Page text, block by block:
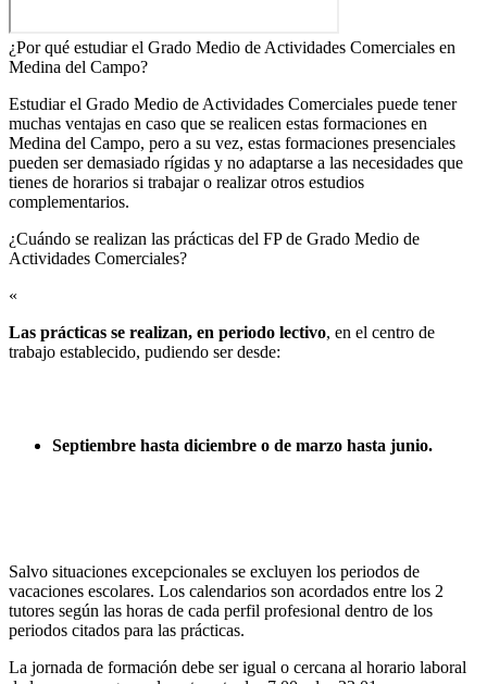
¿Por qué estudiar el Grado Medio de Actividades Comerciales en
Medina del Campo?
Estudiar el Grado Medio de Actividades Comerciales puede tener
muchas ventajas en caso que se realicen estas formaciones en
Medina del Campo, pero a su vez, estas formaciones presenciales
pueden ser demasiado rígidas y no adaptarse a las necesidades que
tienes de horarios si trabajar o realizar otros estudios
complementarios.
¿Cuándo se realizan las prácticas del FP de Grado Medio de
Actividades Comerciales?​
«
Las prácticas se realizan, en periodo lectivo, en el centro de
trabajo establecido, pudiendo ser desde:
Septiembre hasta diciembre o de marzo hasta junio.
Salvo situaciones excepcionales se excluyen los periodos de
vacaciones escolares. Los calendarios son acordados entre los 2
tutores según las horas de cada perfil profesional dentro de los
periodos citados para las prácticas.
La jornada de formación debe ser igual o cercana al horario laboral